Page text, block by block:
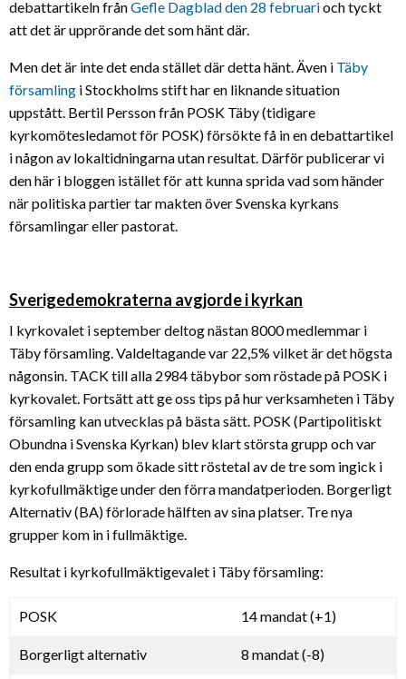
debattartikeln frånGefle Dagblad den 28 februarioch tyckt
att det är upprörande det som hänt där.
Men det är inte det enda stället där detta hänt. Även i Täby
församling i Stockholms stift har en liknande situation
uppstått. Bertil Persson från POSK Täby (tidigare
kyrkomötesledamot för POSK) försökte få in en debattartikel
i någon av lokaltidningarna utan resultat. Därför publicerar vi
den här i bloggen istället för att kunna sprida vad som händer
när politiska partier tar makten över Svenska kyrkans
församlingar eller pastorat.
Sverigedemokraterna avgjorde i kyrkan
I kyrkovalet i september deltog nästan 8000 medlemmar i
Täby församling. Valdeltagande var 22,5% vilket är det högsta
någonsin. TACK till alla 2984 täbybor som röstade på POSK i
kyrkovalet. Fortsätt att ge oss tips på hur verksamheten i Täby
församling kan utvecklas på bästa sätt. POSK (Partipolitiskt
Obundna i Svenska Kyrkan) blev klart största grupp och var
den enda grupp som ökade sitt röstetal av de tre som ingick i
kyrkofullmäktige under den förra mandatperioden. Borgerligt
Alternativ (BA) förlorade hälften av sina platser. Tre nya
grupper kom in i fullmäktige.
Resultat i kyrkofullmäktigevalet i Täby församling:
POSK 14 mandat (+1)
Borgerligt alternativ 8 mandat (-8)